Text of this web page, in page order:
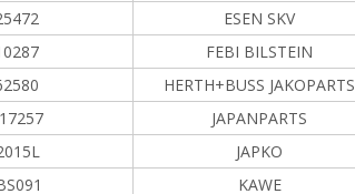
ESEN SKV
FEBI BILSTEIN
HERTH+BUSS JAKOPARTS
JAPANPARTS
JAPKO
KAWE